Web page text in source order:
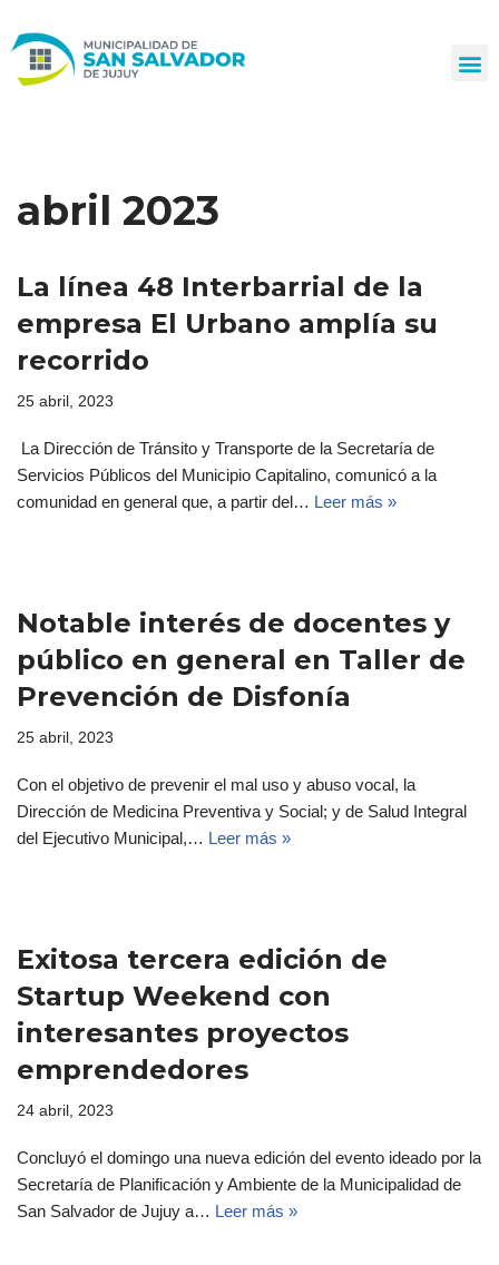
al
abril 2023
La línea 48 Interbarrial de la
empresa El Urbano amplía su
recorrido
25 abril, 2023
La Dirección de Tránsito y Transporte de la Secretaría de
Servicios Públicos del Municipio Capitalino, comunicó a la
comunidad en general que, a partir del… Leer más »
Notable interés de docentes y
público en general en Taller de
Prevención de Disfonía
25 abril, 2023
Con el objetivo de prevenir el mal uso y abuso vocal, la
Dirección de Medicina Preventiva y Social; y de Salud Integral
del Ejecutivo Municipal,… Leer más »
Exitosa tercera edición de
Startup Weekend con
interesantes proyectos
emprendedores
24 abril, 2023
Concluyó el domingo una nueva edición del evento ideado por la
Secretaría de Planificación y Ambiente de la Municipalidad de
San Salvador de Jujuy a… Leer más »